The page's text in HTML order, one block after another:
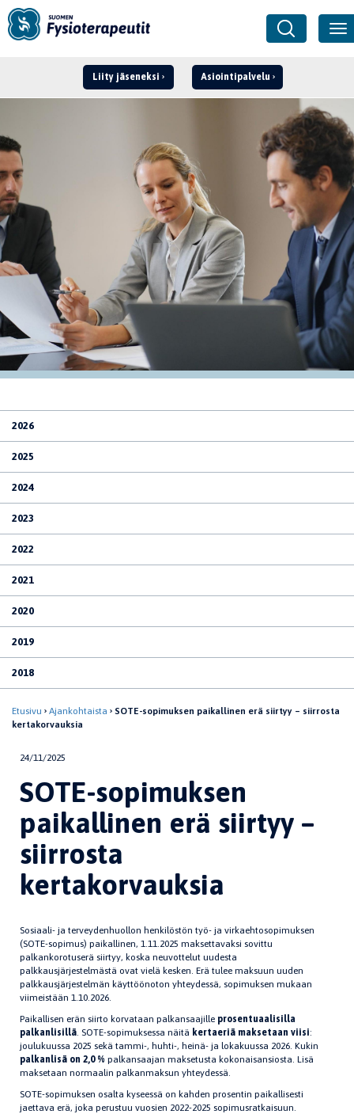
Liity jäseneksi Asiointipalvelu
2026
2025
2024
2023
2022
2021
2020
2019
2018
Etusivu Ajankohtaista
SOTE-sopimuksen paikallinen erä siirtyy – siirrosta
kertakorvauksia
24/11/2025
SOTE-sopimuksen
paikallinen erä siirtyy –
siirrosta
kertakorvauksia
Sosiaali- ja terveydenhuollon henkilöstön työ- ja virkaehtosopimuksen
(SOTE-sopimus) paikallinen, 1.11.2025 maksettavaksi sovittu
palkankorotuserä siirtyy, koska neuvottelut uudesta
palkkausjärjestelmästä ovat vielä kesken. Erä tulee maksuun uuden
palkkausjärjestelmän käyttöönoton yhteydessä, sopimuksen mukaan
viimeistään 1.10.2026.
Paikallisen erän siirto korvataan palkansaajille prosentuaalisilla
palkanlisillä. SOTE-sopimuksessa näitä kertaeriä maksetaan viisi:
joulukuussa 2025 sekä tammi-, huhti-, heinä- ja lokakuussa 2026. Kukin
palkanlisä on 2,0 % palkansaajan maksetusta kokonaisansiosta. Lisä
maksetaan normaalin palkanmaksun yhteydessä.
SOTE-sopimuksen osalta kyseessä on kahden prosentin paikallisesti
jaettava erä, joka perustuu vuosien 2022-2025 sopimusratkaisuun.